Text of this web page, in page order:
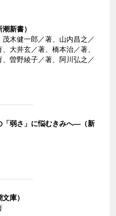
新書）
木健一郎／著、山内昌之／
大井玄／著、橋本治／著、
曽野綾子／著、阿川弘之／
弱さ」に悩むきみへ―（新
庫）